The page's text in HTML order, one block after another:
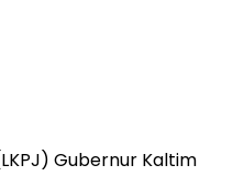
Gubernur Kaltim